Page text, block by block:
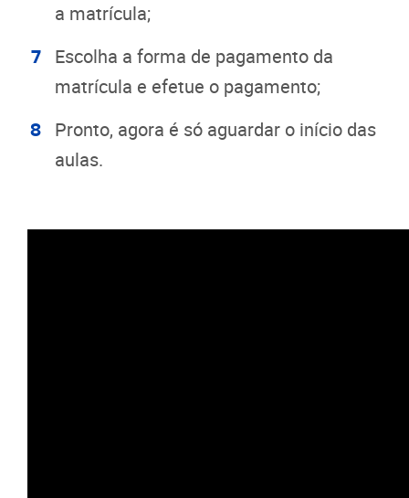
a matrícula;
Escolha a forma de pagamento da
matrícula e efetue o pagamento;
Pronto, agora é só aguardar o início das
aulas.